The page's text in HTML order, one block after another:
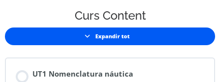
Curs Content
Expandir tot
UT1 Nomenclatura náutica